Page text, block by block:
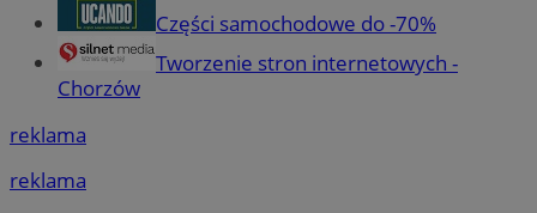
Części samochodowe do -70%
Tworzenie stron internetowych -
Chorzów
reklama
reklama